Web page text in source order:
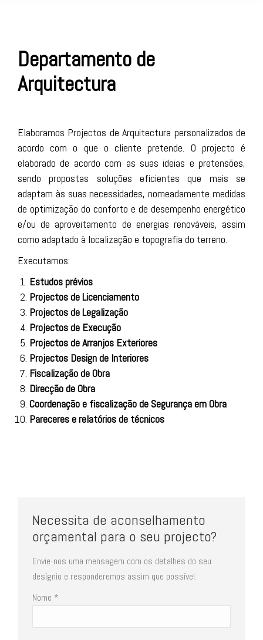
Departamento de
Arquitectura
Elaboramos Projectos de Arquitectura personalizados de
acordo com o que o cliente pretende. O projecto é
elaborado de acordo com as suas ideias e pretensões,
sendo propostas soluções eficientes que mais se
adaptam às suas necessidades, nomeadamente medidas
de optimização do conforto e de desempenho energético
e/ou de aproveitamento de energias renováveis, assim
como adaptado à localização e topografia do terreno.
Executamos:
Estudos prévios
Projectos de Licenciamento
Projectos de Legalização
Projectos de Execução
Projectos de Arranjos Exteriores
Projectos Design de Interiores
Fiscalização de Obra
Direcção de Obra
Coordenação e fiscalização de Segurança em Obra
Pareceres e relatórios de técnicos
Necessita de aconselhamento
orçamental para o seu projecto?
Envie-nos uma mensagem com os detalhes do seu
desígnio e responderemos assim que possível.
Nome *